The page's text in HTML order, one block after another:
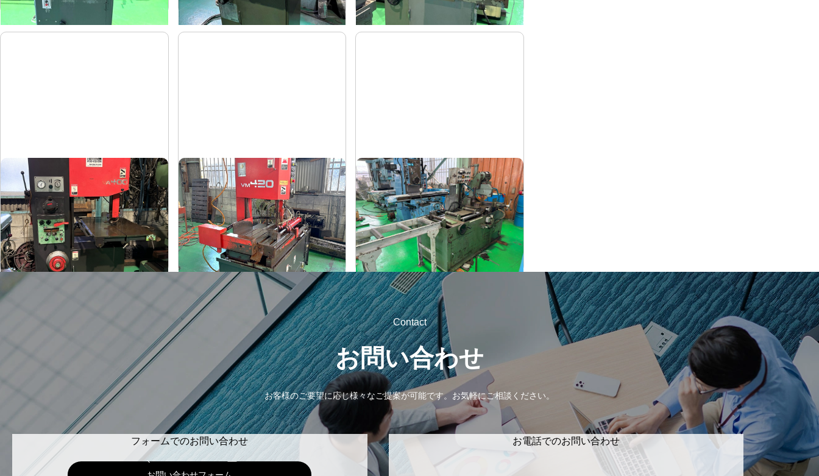
コンターマシン
メーカー アマダ
形 式VA-400
年 式1990
立形バンドソー
メーカー アマダ
形 式VM-420
式1999
全自動丸鋸切断機
メーカー 村橋
形 式VG100A
年 式-
Contact
お問い合わせ
お客様のご要望に応じ様々なご提案が可能です。 お気軽にご相談ください。
フォームでのお問い合わせ お電話でのお問い合わせ